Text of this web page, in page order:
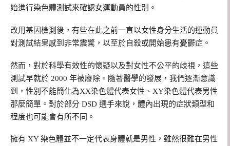
始進行染色體測試來確認女運動員的性別。
改用基因檢測後，有些在此之前一直以女性身分生活的運動員
對測試結果感到非常震驚，以至於自殺或開始患有憂鬱症。
然而，對於科學有效性的懷疑以及對女性不公平的歧視，這些
測試早就於 2000 年被廢除。隨著醫學的發展，我們逐漸意識
到，性別不能簡化為XX染色體代表女性、XY染色體代表男性
那麼簡單。對於部分 DSD 選手來說，體內出現的症狀類型和
程度也可能會有所不同。
擁有 XY 染色體並不一定代表身體就是男性，雖然很難在男性